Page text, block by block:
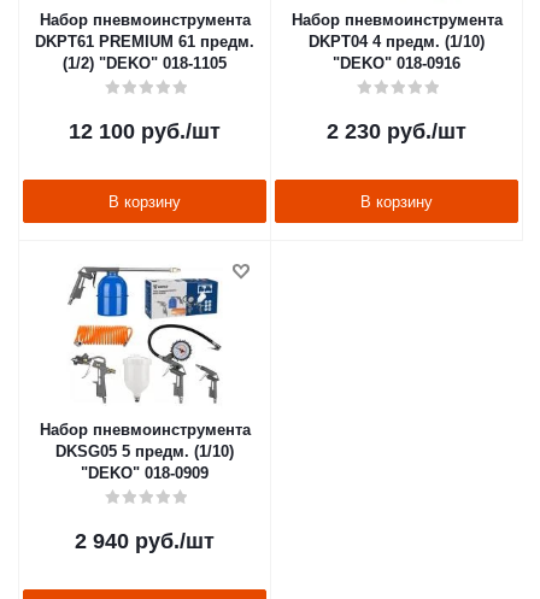
Набор пневмоинструмента
DKPT61 PREMIUM 61 предм.
(1/2) "DEKO" 018-1105
12 100 руб./шт
В корзину
Набор пневмоинструмента
DKPT04 4 предм. (1/10)
"DEKO" 018-0916
2 230 руб./шт
В корзину
Набор пневмоинструмента
DKSG05 5 предм. (1/10)
"DEKO" 018-0909
2 940 руб./шт